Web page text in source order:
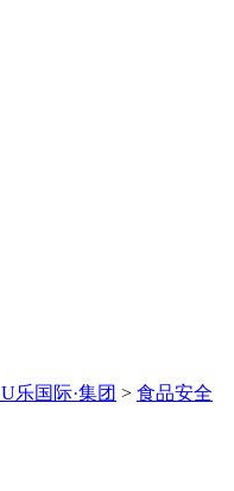
U乐国际·集团 > 食品安全